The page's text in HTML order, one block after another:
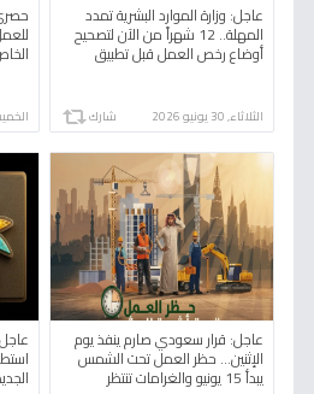
عاجل: وزارة الموارد البشرية تمدد
المهلة.. 12 شهراً من الآن لتصحيح
أوضاع رخص العمل قبل تطبيق
العقوبات!
الثلاثاء, 30 يونيو 2026 شارك الخميس, 18
عاجل: قرار سعودي صارم ينفذ يوم
الإثنين… حظر العمل تحت الشمس
يبدأ 15 يونيو والغرامات تنتظر